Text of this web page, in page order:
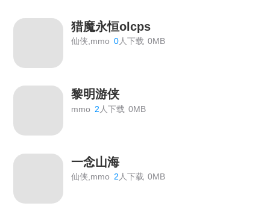
猎魔永恒olcps
仙侠,mmo 0人下载 0MB
黎明游侠
mmo 2 人下载 0MB
一念山海
仙侠,mmo 2人下载 0MB